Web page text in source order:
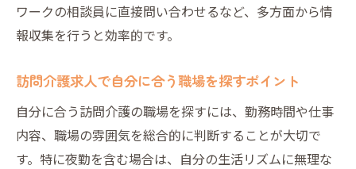
ワークの相談員に直接問い合わせるなど、多方面から情
報収集を行うと効率的です。
訪問介護求人で自分に合う職場を探すポイント
自分に合う訪問介護の職場を探すには、勤務時間や仕事
内容、職場の雰囲気を総合的に判断することが大切で
す。特に夜勤を含む場合は、自分の生活リズムに無理な